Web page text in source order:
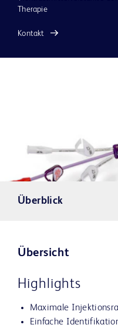
Therapie
Kontakt
Überblick
Übersicht
Highlights
Maximale
Einfache